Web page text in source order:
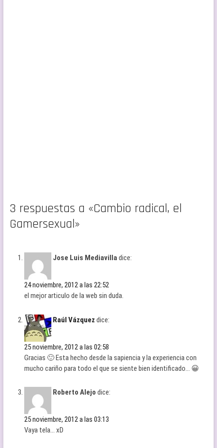
3 respuestas a «Cambio radical, el
Gamersexual»
Jose Luis Mediavilladice:
24 noviembre, 2012 a las 22:52
el mejor articulo de la web sin duda.
Raúl Vázquez dice:
25 noviembre, 2012 a las 02:58
Gracias 🙂 Esta hecho desde la sapiencia y la experiencia con
mucho cariño para todo el que se siente bien identificado… 😀
Roberto Alejo dice:
25 noviembre, 2012 a las 03:13
Vaya tela… xD